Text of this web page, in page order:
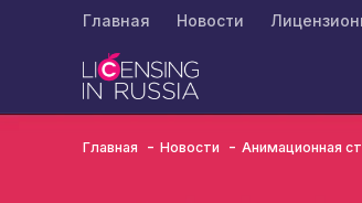
Главная Новости
Главная Новости Анимационная